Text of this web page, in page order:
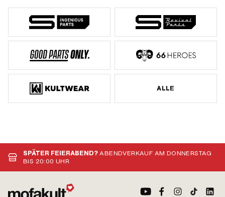
ALLE
SPÄTER FEIERABEND?ABENDVERKAUF AM DONNERSTAG
BIS 20:00 UHR